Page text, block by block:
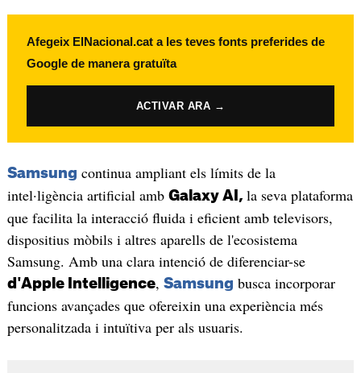
Afegeix ElNacional.cat a les teves fonts preferides de
Google de manera gratuïta
ACTIVAR ARA →
Samsung continua ampliant els límits de la
intel·ligència artificial amb Galaxy AI, la seva plataforma
que facilita la interacció fluida i eficient amb televisors,
dispositius mòbils i altres aparells de l'ecosistema
Samsung. Amb una clara intenció de diferenciar-se
d'Apple Intelligence, Samsung busca incorporar
funcions avançades que ofereixin una experiència més
personalitzada i intuïtiva per als usuaris.